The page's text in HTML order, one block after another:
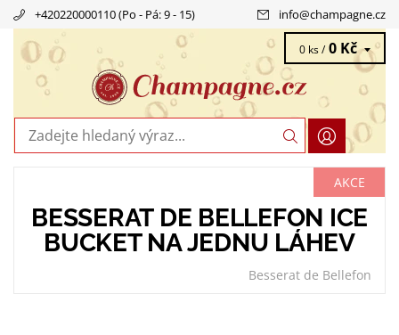
+420220000110 (Po - Pá: 9 - 15) info@champagne.cz
0 ks / 0 Kč
AKCE
BESSERAT DE BELLEFON ICE
BUCKET NA JEDNU LÁHEV
Besserat de Bellefon